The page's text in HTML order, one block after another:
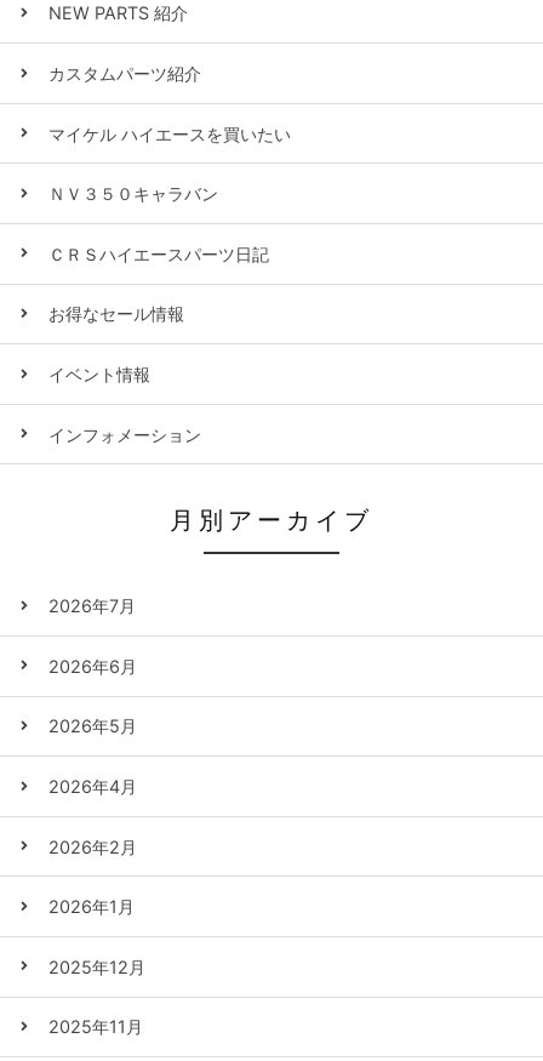
NEW PARTS 紹介
カスタムパーツ紹介
マイケル ハイエースを買いたい
ＮＶ３５０キャラバン
ＣＲＳハイエースパーツ日記
お得なセール情報
イベント情報
インフォメーション
月別アーカイブ
2026年7月
2026年6月
2026年5月
2026年4月
2026年2月
2026年1月
2025年12月
2025年11月